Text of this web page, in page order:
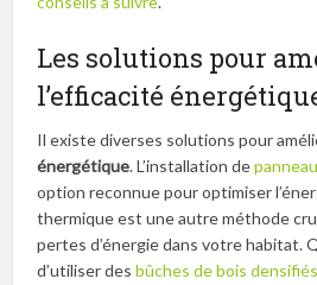
Les solutions pour
l’efficacité
Il existe diverses solutions pour
énergétique. L’installation de
option reconnue pour optimiser
thermique est une autre méthode
pertes d’énergie dans votre habitat.
d’utiliser desbûches de bois densifiés